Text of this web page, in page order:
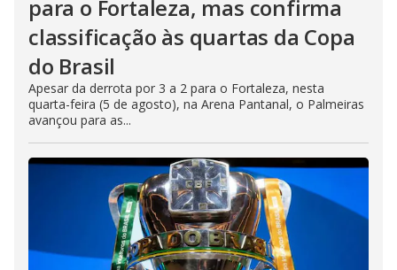
para o Fortaleza, mas confirma
classificação às quartas da Copa
do Brasil
Apesar da derrota por 3 a 2 para o Fortaleza, nesta
quarta-feira (5 de agosto), na Arena Pantanal, o Palmeiras
avançou para as...